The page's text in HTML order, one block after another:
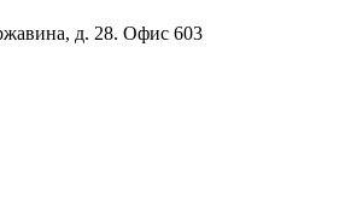
д. 28. Офис 603